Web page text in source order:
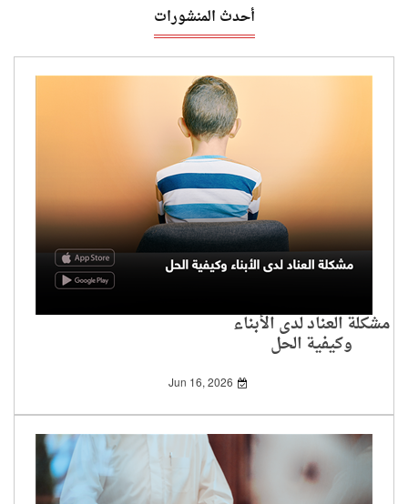
أحدث المنشورات
مشكلة العناد لدى الأبناء
وكيفية الحل
Jun 16, 2026